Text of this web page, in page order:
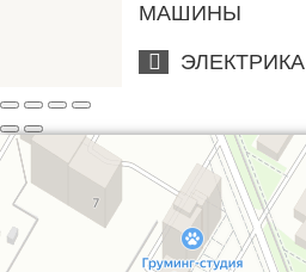
МАШИНЫ
ЭЛЕКТРИКА